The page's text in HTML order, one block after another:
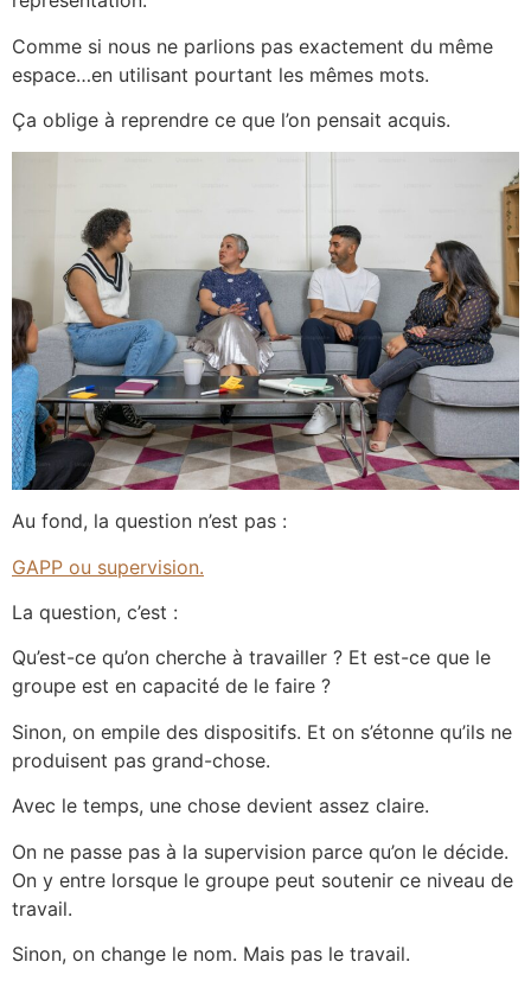
Comme si nous ne parlions pas exactement du même
espace…en utilisant pourtant les mêmes mots.
Ça oblige à reprendre ce que l’on pensait acquis.
Au fond, la question n’est pas :
GAPP ou supervision.
La question, c’est :
Qu’est-ce qu’on cherche à travailler ? Et est-ce que le
groupe est en capacité de le faire ?
Sinon, on empile des dispositifs. Et on s’étonne qu’ils ne
produisent pas grand-chose.
Avec le temps, une chose devient assez claire.
On ne passe pas à la supervision parce qu’on le décide.
On y entre lorsque le groupe peut soutenir ce niveau de
travail.
Sinon, on change le nom. Mais pas le travail.